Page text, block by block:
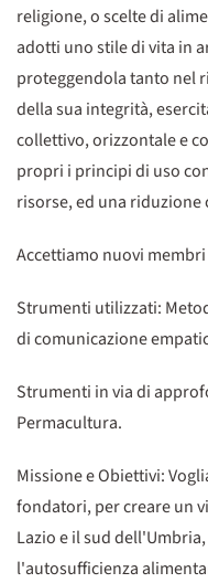
religione, o scelte di
adotti uno stile di vita in
proteggendola tanto nel
della sua integrità,
collettivo, orizzontale e
propri i principi di uso
risorse, ed una
Accettiamo nuovi membri
Strumenti utilizzati:
di comunicazione
Strumenti in via di
Permacultura.
Missione e Obiettivi:
fondatori, per creare un
Lazio e il sud
l'autosufficienza